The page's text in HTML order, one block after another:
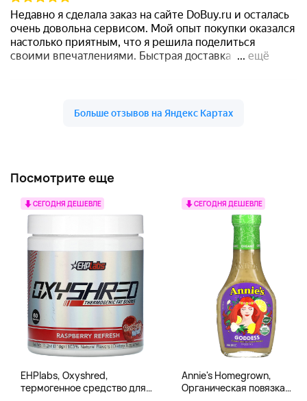
Посмотрите еще
СЕГОДНЯ ДЕШЕВЛЕ
EHPlabs, Oxyshred,
термогенное средство для
СЕГОДНЯ ДЕШЕВЛЕ
Annie's Homegrown,
Органическая повязка